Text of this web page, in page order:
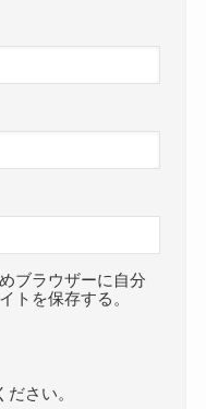
ブラウザーに自分
トを保存する。
さい。